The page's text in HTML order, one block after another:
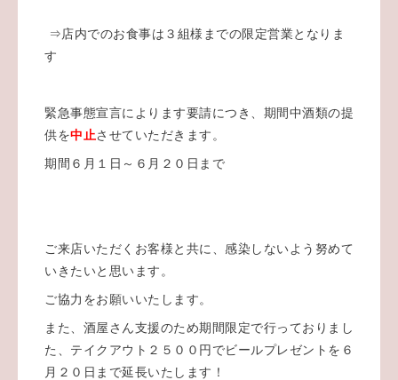
⇒店内でのお食事は３組様までの限定営業となりま
す
緊急事態宣言によります要請につき、期間中酒類の提
供を中止させていただきます。
期間６月１日～６月２０日まで
ご来店いただくお客様と共に、感染しないよう努めて
いきたいと思います。
ご協力をお願いいたします。
また、酒屋さん支援のため期間限定で行っておりまし
た、テイクアウト２５００円でビールプレゼントを６
月２０日まで延長いたします！